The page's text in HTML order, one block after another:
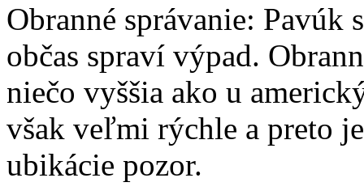
Obranné správanie: Pavúk
občas spraví výpad.
niečo vyššia ako u
však veľmi rýchle a preto
ubikácie pozor.